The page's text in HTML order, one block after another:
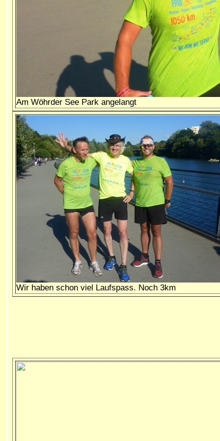
Am Wöhrder See Park angelangt
Wir haben schon viel Laufspass. Noch 3km